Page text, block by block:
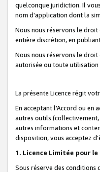
quelconque juridiction. Il
nom d'application dont la
Nous nous réservons le
entière discrétion, en
Nous nous réservons le
autorisée ou toute utilisation
La présente Licence régit
En acceptant l'Accord ou en
autres outils (collectivement,
autres informations et
disposition, vous acceptez
1. Licence Limitée pour le
Sous réserve des conditions